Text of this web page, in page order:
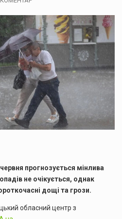
прогнозується мінлива
не очікується, однак
дощі та грози.
обласний центр з